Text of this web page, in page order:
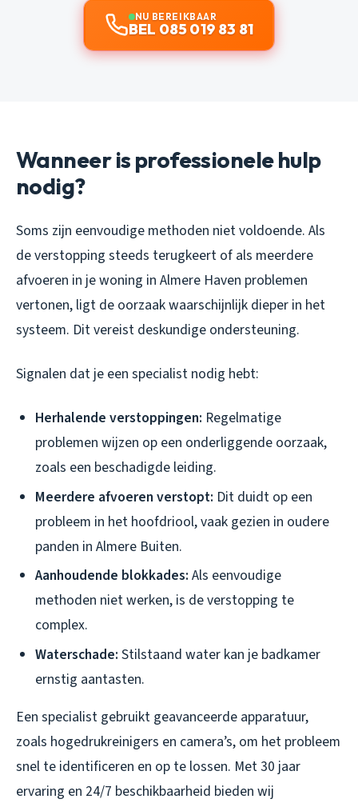
NU BEREIKBAAR
BEL 085 019 83 81
Wanneer is professionele hulp
nodig?
Soms zijn eenvoudige methoden niet voldoende. Als
de verstopping steeds terugkeert of als meerdere
afvoeren in je woning in Almere Haven problemen
vertonen, ligt de oorzaak waarschijnlijk dieper in het
systeem. Dit vereist deskundige ondersteuning.
Signalen dat je een specialist nodig hebt:
Herhalende verstoppingen: Regelmatige
problemen wijzen op een onderliggende oorzaak,
zoals een beschadigde leiding.
Meerdere afvoeren verstopt: Dit duidt op een
probleem in het hoofdriool, vaak gezien in oudere
panden in Almere Buiten.
Aanhoudende blokkades: Als eenvoudige
methoden niet werken, is de verstopping te
complex.
Waterschade: Stilstaand water kan je badkamer
ernstig aantasten.
Een specialist gebruikt geavanceerde apparatuur,
zoals hogedrukreinigers en camera’s, om het probleem
snel te identificeren en op te lossen. Met 30 jaar
ervaring en 24/7 beschikbaarheid bieden wij